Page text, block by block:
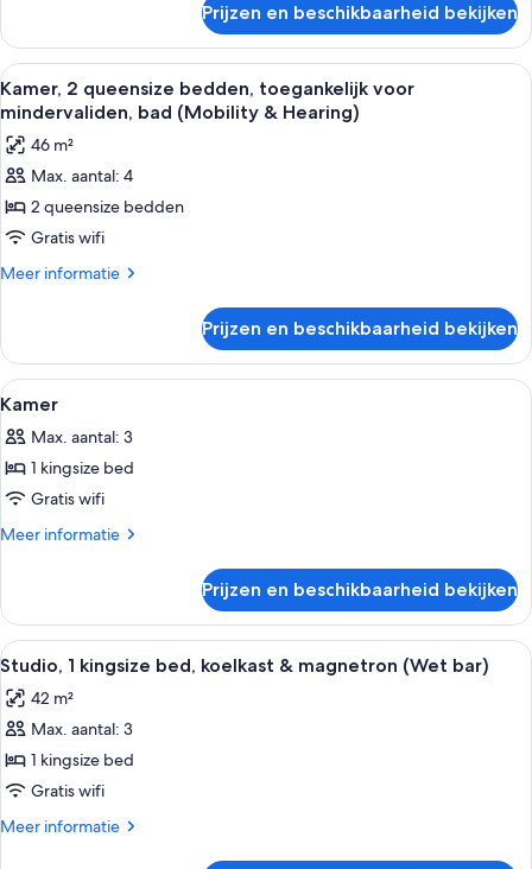
(Hearing)
laden
2
queensize
bedden,
toegankelijk
mindervaliden
(Hearing)
Prijzen en beschikbaarheid bekijken
Alle
foto's
voor
Kamer,
2
queensize
bedden,
toegankelijk
bad
(Mobility
&
Hearing)
laden
Een moderne hotelkamer met een
7
Kamer, 2 queensize bedden, toegankelijk voor
mindervaliden, bad (Mobility & Hearing)
46 m²
Max. aantal: 4
2 queensize bedden
Gratis wifi
Meer informatie
Meer
2
queensize
bedden,
voor
mindervaliden,
(Mobility
&
Prijzen en beschikbaarheid bekijken
Alle
foto's
voor
Kamer
laden
Een moderne hotelkamer met een
12
Kamer
Max. aantal: 3
1 kingsize bed
Gratis wifi
Meer informatie
Meer
Prijzen en beschikbaarheid bekijken
Alle
foto's
voor
Studio,
1
kingsize
bed,
Een moderne hotelkamer met een
7
Studio, 1 kingsize bed, koelkast & magnetron (Wet bar)
42 m²
Max. aantal: 3
1 kingsize bed
Gratis wifi
Meer informatie
Meer